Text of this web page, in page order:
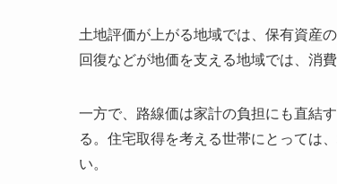
土地評価が上がる地域では、保有資産
回復などが地価を支える地域では、消
一方で、路線価は家計の負担にも直結
る。住宅取得を考える世帯にとっては
い。